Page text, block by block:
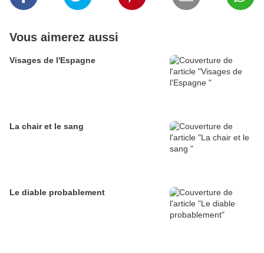
Vous aimerez aussi
Visages de l'Espagne
La chair et le sang
Le diable probablement